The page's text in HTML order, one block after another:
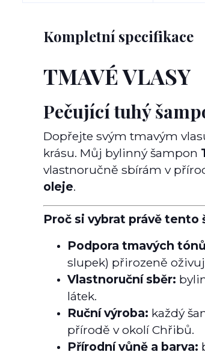
Kompletní specifikace
TMAVÉ VLASY
Pečující tuhý
Dopřejte svým tmavým
krásu. Můj bylinný šampon
vlastnoručně sbírám v
oleje.
Proč si vybrat právě tento
Podpora tmavých
slupek) přirozeně
Vlastnoruční sběr:
látek.
Ruční výroba: každý
přírodě v okolí Chřibů.
Přírodní vůně a barva: